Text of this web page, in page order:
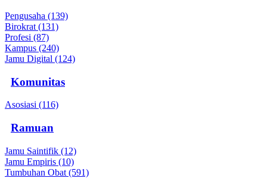
Pengusaha (139)
Birokrat (131)
Profesi (87)
Kampus (240)
Jamu Digital (124)
Komunitas
Asosiasi (116)
Ramuan
Jamu Saintifik (12)
Jamu Empiris (10)
Tumbuhan Obat (591)